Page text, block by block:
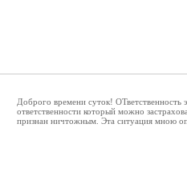
Доброго времени суток! ОТветственность
ответственности который можно
признан ничтожным. Эта ситуация мною